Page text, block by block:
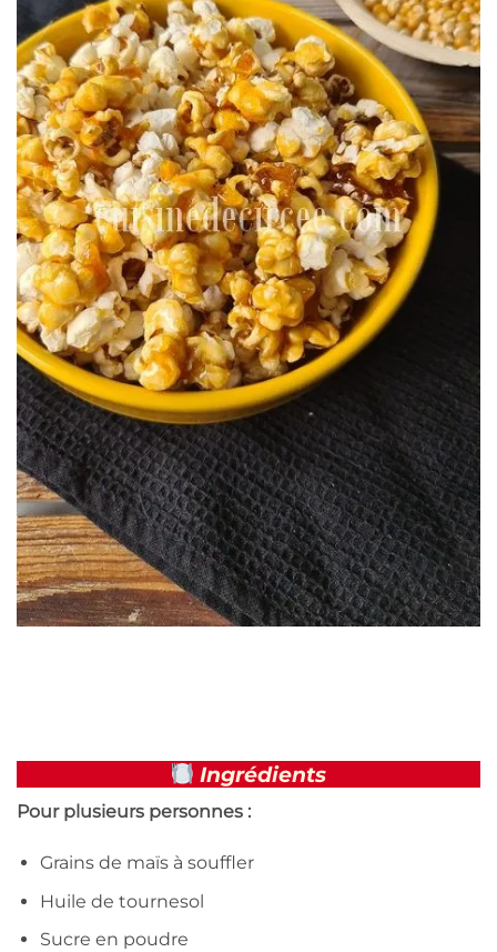
Ingrédients
Pour plusieurs personnes :
Grains de maïs à souffler
Huile de tournesol
Sucre en poudre